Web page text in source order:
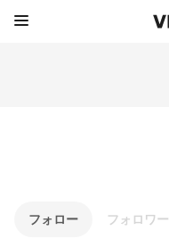
フォロー フォロワー